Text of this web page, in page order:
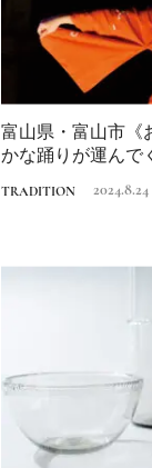
富山県・富山市《
かな踊りが運んで
TRADITION 2024.8.24
号「木と生きる